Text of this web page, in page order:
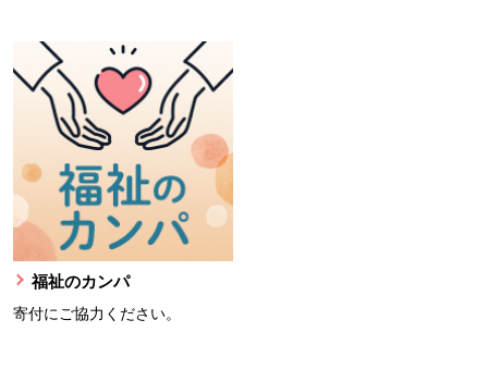
福祉のカンパ
寄付にご協力ください。